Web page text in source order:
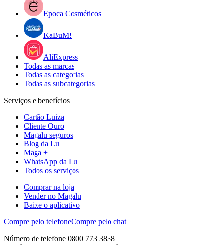
Epoca Cosméticos
KaBuM!
AliExpress
Todas as marcas
Todas as categorias
Todas as subcategorias
Serviços e benefícios
Cartão Luiza
Cliente Ouro
Magalu seguros
Blog da Lu
Maga +
WhatsApp da Lu
Todos os serviços
Comprar na loja
Vender no Magalu
Baixe o aplicativo
Compre pelo telefoneCompre pelo chat
Número de telefone 0800 773 3838